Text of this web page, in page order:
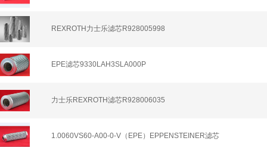
REXROTH力士乐滤芯R928005998
EPE滤芯9330LAH3SLA000P
力士乐REXROTH滤芯R928006035
1.0060VS60-A00-0-V（EPE）EPPENSTEINER滤芯